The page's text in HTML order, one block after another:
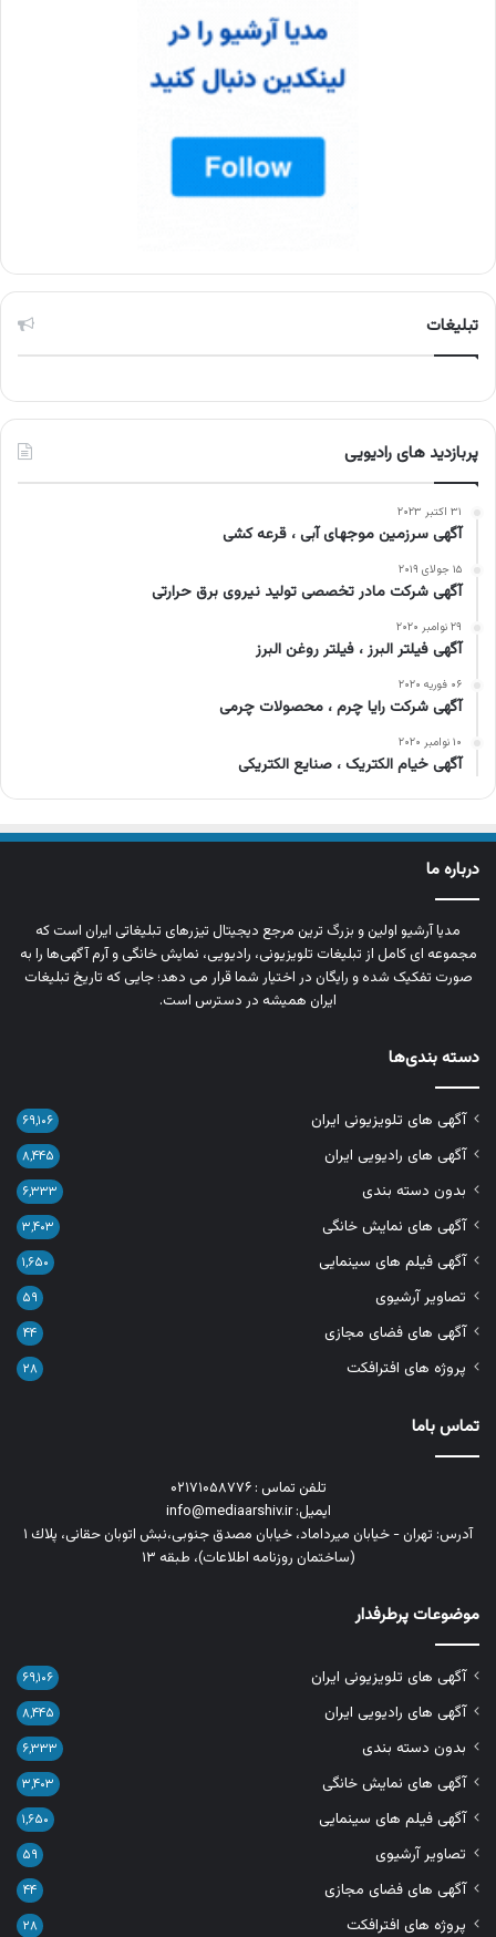
تبلیغات
پربازدید های رادیویی
۳۱ اکتبر ۲۰۲۳
آگهی سرزمین موجهای آبی ، قرعه کشی
۱۵ جولای ۲۰۱۹
آگهی شرکت مادر تخصصی تولید نیروی برق حرارتی
۲۹ نوامبر ۲۰۲۰
آگهی فیلتر البرز ، فیلتر روغن البرز
۰۶ فوریه ۲۰۲۰
آگهی شرکت رایا چرم ، محصولات چرمی
۱۰ نوامبر ۲۰۲۰
آگهی خیام الکتریک ، صنایع الکتریکی
درباره ما
مدیا آرشیو اولین و بزرگ‌ ترین مرجع دیجیتال تیزرهای تبلیغاتی ایران است که
مجموعه‌ ای کامل از تبلیغات تلویزیونی، رادیویی، نمایش خانگی و آرم‌ آگهی‌ها را به‌
صورت تفکیک‌ شده و رایگان در اختیار شما قرار می‌ دهد؛ جایی که تاریخ تبلیغات
ایران همیشه در دسترس است.
دسته بندی‌ها
آگهی های تلویزیونی ایران ۶۹,۱۰۶
آگهی های رادیویی ایران ۸,۴۴۵
بدون دسته بندی ۶,۳۳۳
آگهی های نمایش خانگی ۳,۴۰۳
آگهی فیلم های سینمایی ۱,۶۵۰
تصاویر آرشیوی ۵۹
آگهی های فضای مجازی ۴۴
پروژه های افترافکت ۲۸
تماس باما
تلفن تماس : ۰۲۱۷۱۰۵۸۷۷۶
ایمیل: info@mediaarshiv.ir
آدرس: تهران - خیابان میرداماد، خیابان مصدق جنوبی،نبش اتوبان حقانی، پلاك ١
(ساختمان روزنامه اطلاعات)، طبقه ۱۳
موضوعات پرطرفدار
آگهی های تلویزیونی ایران ۶۹,۱۰۶
آگهی های رادیویی ایران ۸,۴۴۵
بدون دسته بندی ۶,۳۳۳
آگهی های نمایش خانگی ۳,۴۰۳
آگهی فیلم های سینمایی ۱,۶۵۰
تصاویر آرشیوی ۵۹
آگهی های فضای مجازی ۴۴
پروژه های افترافکت ۲۸